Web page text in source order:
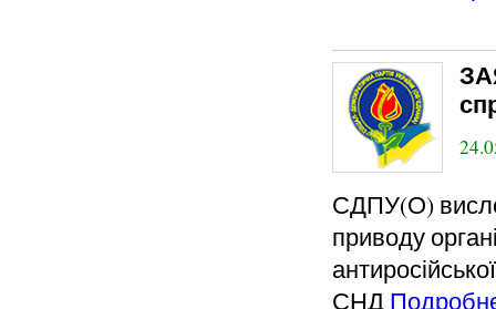
СДПУ(О)
приводу
СНД